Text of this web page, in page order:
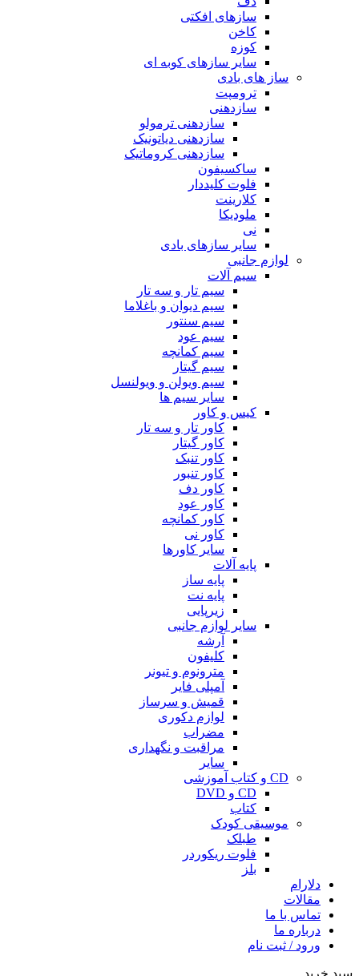
سازهای افکتی
کاخن
کوزه
سایر سازهای کوبه ای
ساز های بادی
ترومپت
سازدهنی
سازدهنی ترمولو
سازدهنی دیاتونیک
سازدهنی کروماتیک
ساکسیفون
فلوت کلیددار
کلارینت
ملودیکا
نی
سایر سازهای بادی
لوازم جانبی
سیم آلات
سیم تار و سه تار
سیم دیوان و باغلاما
سیم سنتور
سیم عود
سیم کمانچه
سیم گیتار
سیم ویولن و ویولنسل
سایر سیم ها
کیس و کاور
کاور تار و سه تار
کاور گیتار
کاور تنبک
کاور تنبور
کاور دف
کاور عود
کاور کمانچه
کاور نی
سایر کاورها
پایه آلات
پایه ساز
پایه نت
زیرپایی
سایر لوازم جانبی
آرشه
کلیفون
مترونوم و تیونر
آمپلی فایر
قمیش و سرساز
لوازم دکوری
مضراب
مراقبت و نگهداری
سایر
CD و کتاب آموزشی
CD و DVD
کتاب
موسیقی کودک
طبلک
فلوت ریکوردر
بلز
دلارام
مقالات
تماس با ما
درباره ما
ورود / ثبت نام
سبد خرید